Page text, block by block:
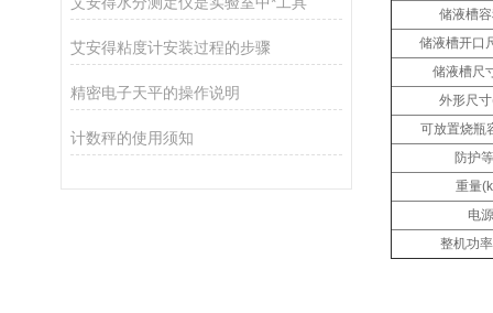
艾安得粘度计安装过程的步骤
精密电子天平的操作说明
计数秤的使用须知
储液槽
储液槽开口
储液槽尺
外形尺
可放置烧瓶
防护
重量
电源
整机功